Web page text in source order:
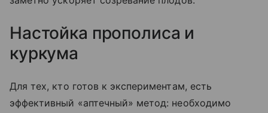
Настойка прополиса и
куркума
Для тех, кто готов к экспериментам, есть
эффективный «аптечный» метод: необходимо